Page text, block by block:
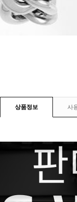
상품정보 사